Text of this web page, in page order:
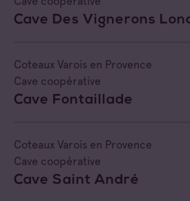
Cave Des Vignerons
Coteaux Varois en Provence
Cave coopérative
Cave Fontaillade
Coteaux Varois en Provence
Cave coopérative
Cave Saint André